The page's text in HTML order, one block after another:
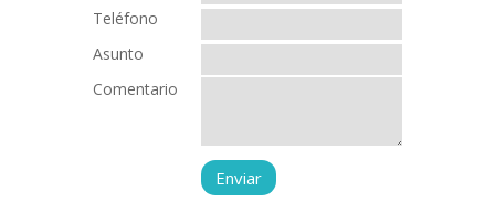
Teléfono
Asunto
Comentario